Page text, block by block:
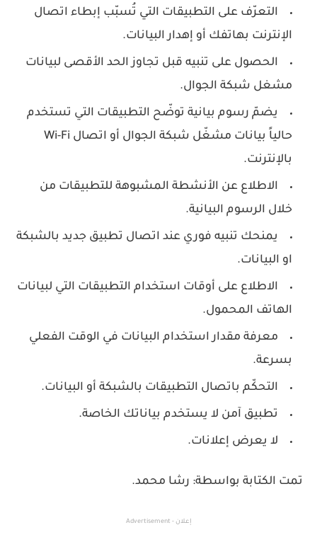
التعرّف على التطبيقات التي تُسبّب إبطاء اتصال
الإنترنت بهاتفك أو إهدار البيانات.
الحصول على تنبيه قبل تجاوز الحد الأقصى لبيانات
مشغل شبكة الجوال.
يضمّ رسوم بيانية توضّح التطبيقات التي تستخدم
حالياً بيانات مشغّل شبكة الجوال أو اتصال Wi-Fi
بالإنترنت.
الاطلاع عن الأنشطة المشبوهة للتطبيقات من
خلال الرسوم البيانية.
يمنحك تنبيه فوري عند اتصال تطبيق جديد بالشبكة
او البيانات.
الاطلاع على أوقات استخدام التطبيقات التي لبيانات
الهاتف المحمول.
معرفة مقدار استخدام البيانات في الوقت الفعلي
بسرعة.
التحكّم باتصال التطبيقات بالشبكة أو البيانات.
تطبيق آمن لا يستخدم بياناتك الخاصة.
لا يعرض إعلانات.
تمت الكتابة بواسطة: رشا محمد.
إعلان - Advertisement